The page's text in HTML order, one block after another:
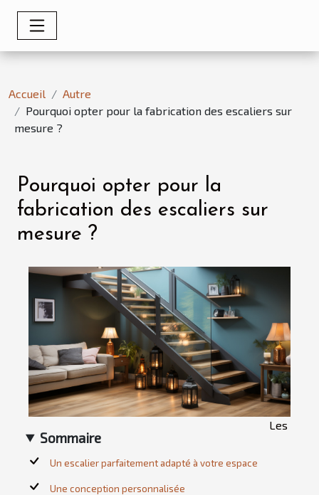
Accueil
Autre
Pourquoi opter pour la fabrication des escaliers sur
mesure ?
Pourquoi opter pour la
fabrication des escaliers sur
mesure ?
Sommaire
Un escalier parfaitement adapté à votre espace
Une conception personnalisée
Les